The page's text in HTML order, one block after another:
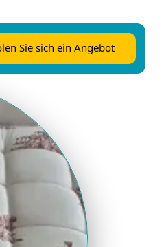
Sie sich ein Angebot